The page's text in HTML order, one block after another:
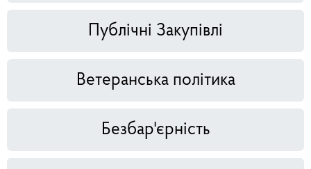
Публічні Закупівлі
Ветеранська політика
Безбар'єрність